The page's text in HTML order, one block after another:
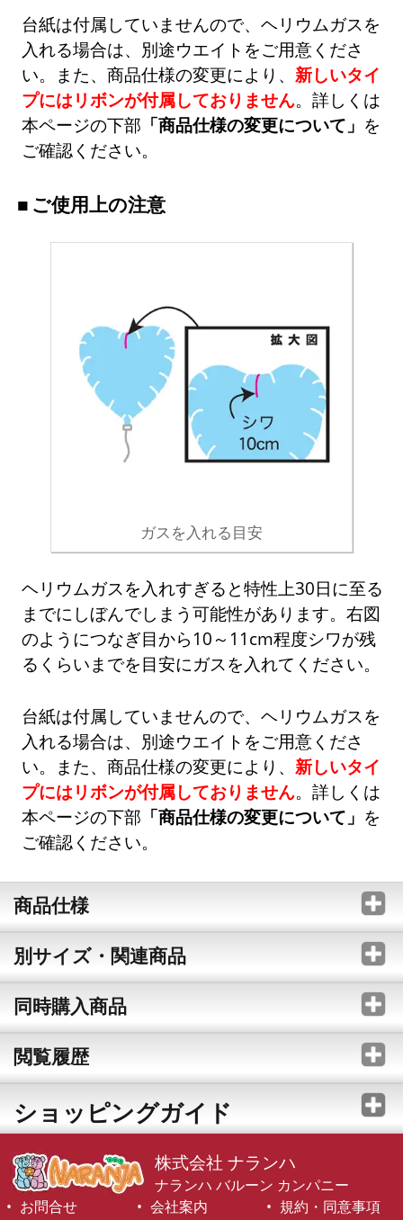
台紙は付属していませんので、ヘリウムガスを
入れる場合は、別途ウエイトをご用意くださ
い。また、商品仕様の変更により、新しいタイ
プにはリボンが付属しておりません。詳しくは
本ページの下部 「商品仕様の変更について」 を
ご確認ください。
ご使用上の注意
ガスを入れる目安
ヘリウムガスを入れすぎると特性上30日に至る
までにしぼんでしまう可能性があります。右図
のようにつなぎ目から10～11cm程度シワが残
るくらいまでを目安にガスを入れてください。
台紙は付属していませんので、ヘリウムガスを
入れる場合は、別途ウエイトをご用意くださ
い。また、商品仕様の変更により、新しいタイ
プにはリボンが付属しておりません。詳しくは
本ページの下部 「商品仕様の変更について」 を
ご確認ください。
商品仕様
別サイズ・関連商品
同時購入商品
閲覧履歴
ショッピングガイド
株式会社 ナランハ
ナランハ バルーン カンパニー
お問合せ
会社案内 規約・同意事項